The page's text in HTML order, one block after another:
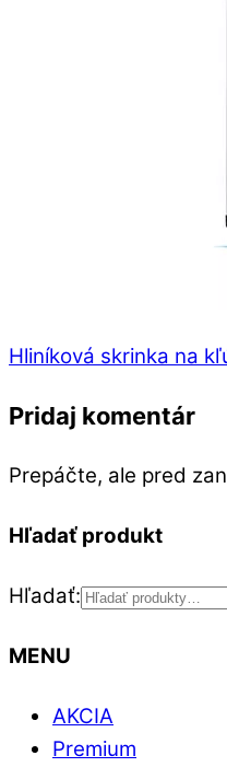
Hliníková skrinka na
Pridaj komentár
Prepáčte, ale pred
Hľadať produkt
Hľadať:
MENU
AKCIA
Premium